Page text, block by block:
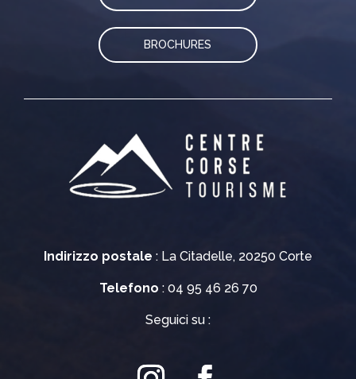
Indirizzo postale : La Citadelle, 20250 Corte
Telefono : 04 95 46 26 70
Seguici su :
BROCHURES